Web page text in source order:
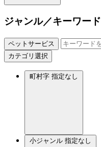
ジャンル／キーワード
ペットサービス
カテゴリ選択
町村字 指定なし
小ジャンル 指定なし